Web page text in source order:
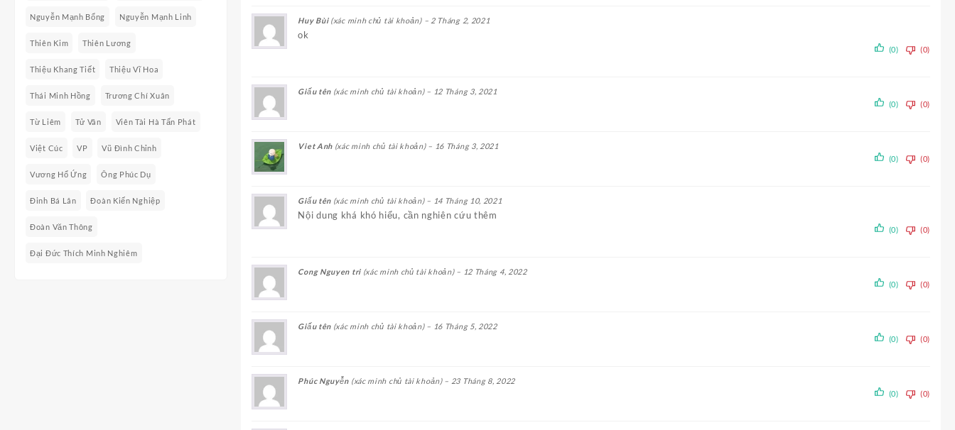
Nguyễn Mạnh Bổng Nguyễn Mạnh Linh
Thiên Kim Thiên Lương
Thiệu Khang Tiết Thiệu Vĩ Hoa
Thái Minh Hồng Trương Chí Xuân
Từ Liêm Tử Vân Viên Tài Hà Tấn Phát
Việt Cúc VP Vũ Đình Chỉnh
Vương Hổ Ứng Ông Phúc Dụ
Đinh Bá Lân Đoàn Kiến Nghiệp
Đoàn Văn Thông
Đại Đức Thích Minh Nghiêm
Huy Bùi (xác minh chủ tài khoản) – 2 Tháng 2, 2021
ok
(0) (0)
Giấu tên (xác minh chủ tài khoản) – 12 Tháng 3, 2021
(0)
(0)
Viet Anh (xác minh chủ tài khoản) – 16 Tháng 3, 2021
(0)
(0)
Giấu tên (xác minh chủ tài khoản) – 14 Tháng 10, 2021
Nội dung khá khó hiểu, cần nghiên cứu thêm
(0) (0)
Cong Nguyen tri (xác minh chủ tài khoản) – 12 Tháng 4, 2022
(0)
(0)
Giấu tên (xác minh chủ tài khoản) – 16 Tháng 5, 2022
(0)
(0)
Phúc Nguyễn (xác minh chủ tài khoản) – 23 Tháng 8, 2022
(0)
(0)